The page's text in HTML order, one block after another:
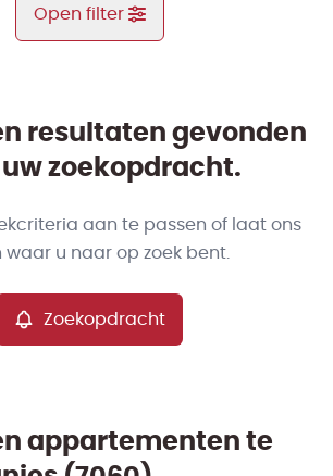
Open filter
Kaartweergave
Sorteer op
resultaten gevonden
zoekopdracht.
aan te passen of laat ons
waar u naar op zoek bent.
Zoekopdracht
appartementen te